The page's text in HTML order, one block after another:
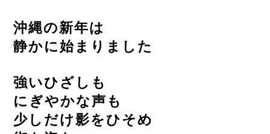
沖縄の新年は
静かに始まりました
強いひざしも
にぎやかな声も
少しだけ影をひそめ